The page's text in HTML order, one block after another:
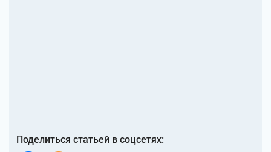
Поделиться статьей в соцсетях: